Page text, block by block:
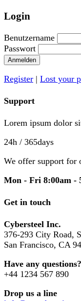
Login
Benutzername
Passwort
Anmelden
Register | Lost your
Support
Lorem ipsum dolor
24h / 365days
We offer support for
Mon - Fri 8:00am -
Get in touch
Cybersteel Inc.
376-293 City Road,
San Francisco, CA
Have any questions?
+44 1234 567 890
Drop us a line